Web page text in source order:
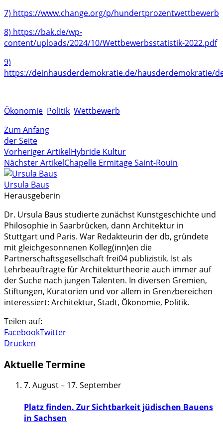
7) https://www.change.org/p/hundertprozentwettbewerb
8) https://bak.de/wp-
content/uploads/2024/10/Wettbewerbsstatistik-2022.pdf
9)
https://deinhausderdemokratie.de/hausderdemokratie/
Ökonomie Politik Wettbewerb
Zum Anfang
der Seite
Vorheriger ArtikelHybride Kultur
Nächster ArtikelChapelle Ermitage Saint-Rouin
Ursula Baus
Herausgeberin
Dr. Ursula Baus studierte zunächst Kunstgeschichte und
Philosophie in Saarbrücken, dann Architektur in
Stuttgart und Paris. War Redakteurin der db, gründete
mit gleichgesonnenen Kolleg(inn)en die
Partnerschaftsgesellschaft frei04 publizistik. Ist als
Lehrbeauftragte für Architekturtheorie auch immer auf
der Suche nach jungen Talenten. In diversen Gremien,
Stiftungen, Kuratorien und vor allem in Grenzbereichen
interessiert: Architektur, Stadt, Ökonomie, Politik.
Teilen auf:
FacebookTwitter
Drucken
Aktuelle Termine
7. August– 17. September
Platz finden. Zur Sichtbarkeit jüdischen Bauens
in Sachsen